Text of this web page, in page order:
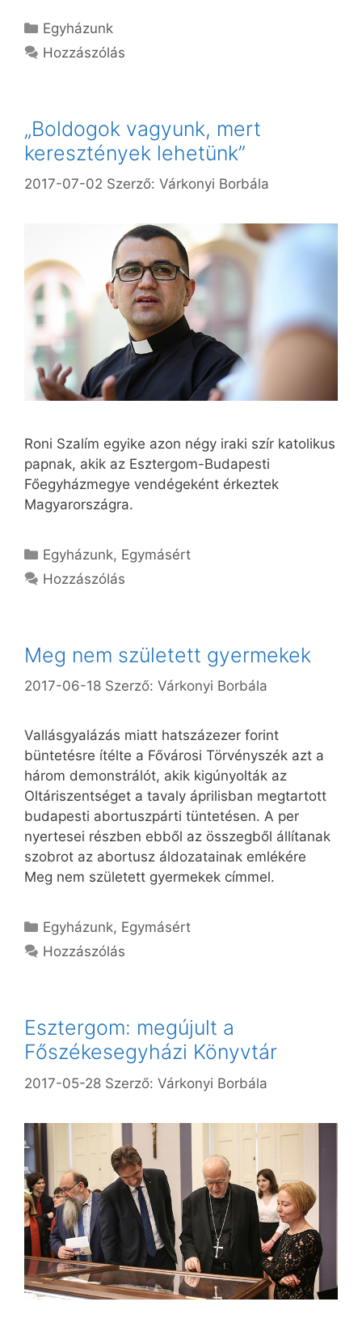
Kategória
Egyházunk
Hozzászólás
„Boldogok vagyunk, mert
keresztények lehetünk”
2017-07-02 Szerző: Várkonyi Borbála
Roni Szalím egyike azon négy iraki szír katolikus
papnak, akik az Esztergom-Budapesti
Főegyházmegye vendégeként érkeztek
Magyarországra.
Kategória
Egyházunk, Egymásért
Hozzászólás
Meg nem született gyermekek
2017-06-18 Szerző: Várkonyi Borbála
Vallásgyalázás miatt hatszázezer forint
büntetésre ítélte a Fővárosi Törvényszék azt a
három demonstrálót, akik kigúnyolták az
Oltáriszentséget a tavaly áprilisban megtartott
budapesti abortuszpárti tüntetésen. A per
nyertesei részben ebből az összegből állítanak
szobrot az abortusz áldozatainak emlékére
Meg nem született gyermekek címmel.
Kategória
Egyházunk, Egymásért
Hozzászólás
Esztergom: megújult a
Főszékesegyházi Könyvtár
2017-05-28 Szerző: Várkonyi Borbála